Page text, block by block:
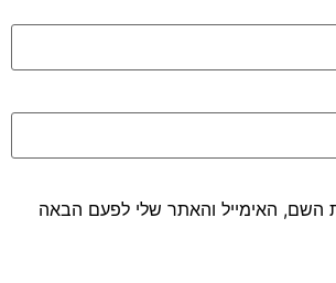
השם, האימייל והאתר שלי לפעם הבאה